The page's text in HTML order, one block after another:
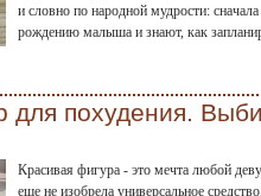
и словно по народной мудрости:
рождению малыша и знают, как
для похудения.
Красивая фигура - это мечта любой
еще не изобрела универсальное